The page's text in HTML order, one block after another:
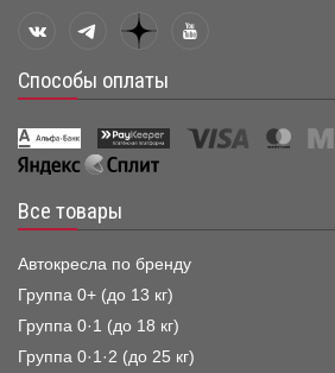
Способы оплаты
Все товары
Автокресла по бренду
Группа 0+ (до 13 кг)
Группа 0·1 (до 18 кг)
Группа 0·1·2 (до 25 кг)